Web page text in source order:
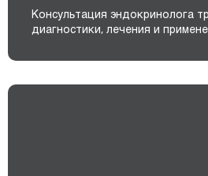
Консультация эндокринолога
диагностики, лечения и